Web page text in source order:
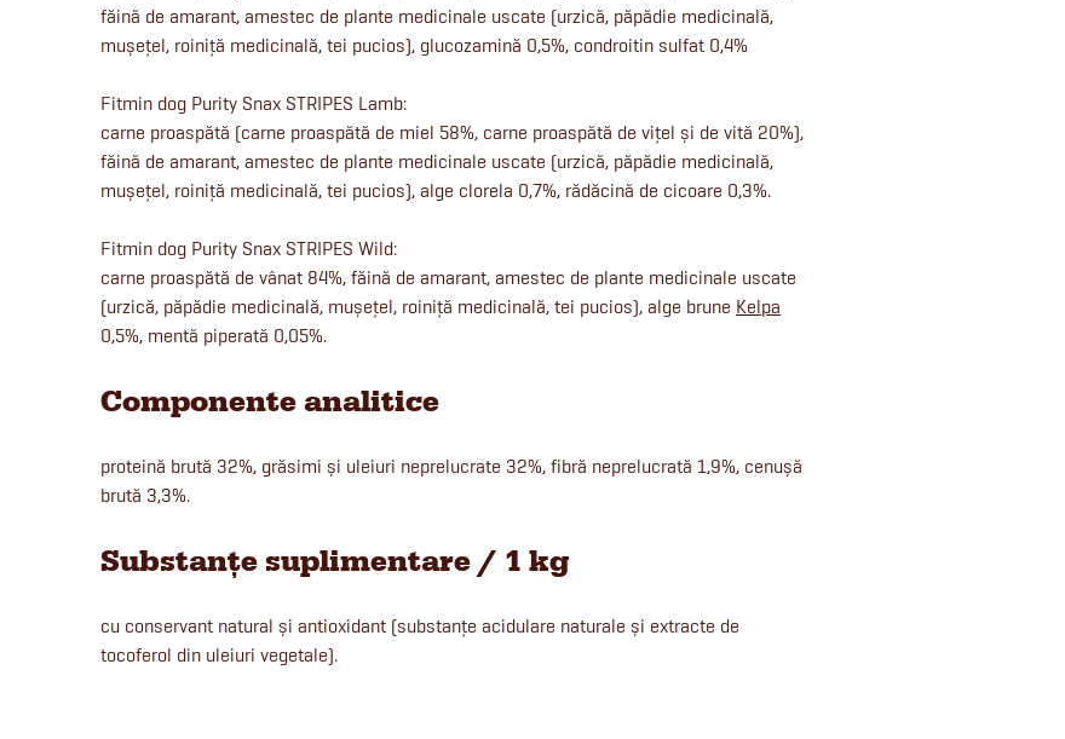
făină de amarant, amestec de plante medicinale uscate (urzică, păpădie medicinală,
mușețel, roiniță medicinală, tei pucios), glucozamină 0,5%, condroitin sulfat 0,4%
Fitmin dog Purity Snax STRIPES Lamb:
carne proaspătă (carne proaspătă de miel 58%, carne proaspătă de vițel și de vită 20%),
făină de amarant, amestec de plante medicinale uscate (urzică, păpădie medicinală,
mușețel, roiniță medicinală, tei pucios), alge clorela 0,7%, rădăcină de cicoare 0,3%.
Fitmin dog Purity Snax STRIPES Wild:
carne proaspătă de vânat 84%, făină de amarant, amestec de plante medicinale uscate
(urzică, păpădie medicinală, mușețel, roiniță medicinală, tei pucios), alge brune Kelpa
0,5%, mentă piperată 0,05%.
Componente analitice
proteină brută 32%, grăsimi și uleiuri neprelucrate 32%, fibră neprelucrată 1,9%, cenușă
brută 3,3%.
Substanțe suplimentare / 1 kg
cu conservant natural și antioxidant (substanțe acidulare naturale și extracte de
tocoferol din uleiuri vegetale).